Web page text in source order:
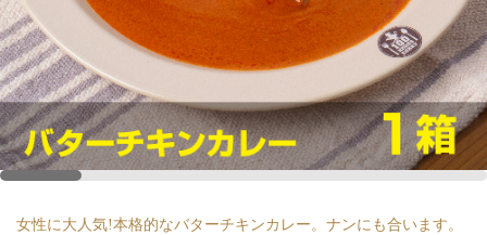
女性に大人気!本格的なバターチキンカレー。ナンにも合います。